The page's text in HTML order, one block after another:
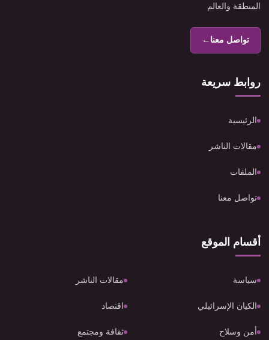
المنطقة والعالم
تواصل معنا←
روابط سريعة
الرئيسية
مقالات الناشر
الملفات
تواصل معنا
أقسام الموقع
سياسة مقالات الناشر
الكيان الإسرائيلي اقتصاد
أمن وسلاح ثقافة ومجتمع